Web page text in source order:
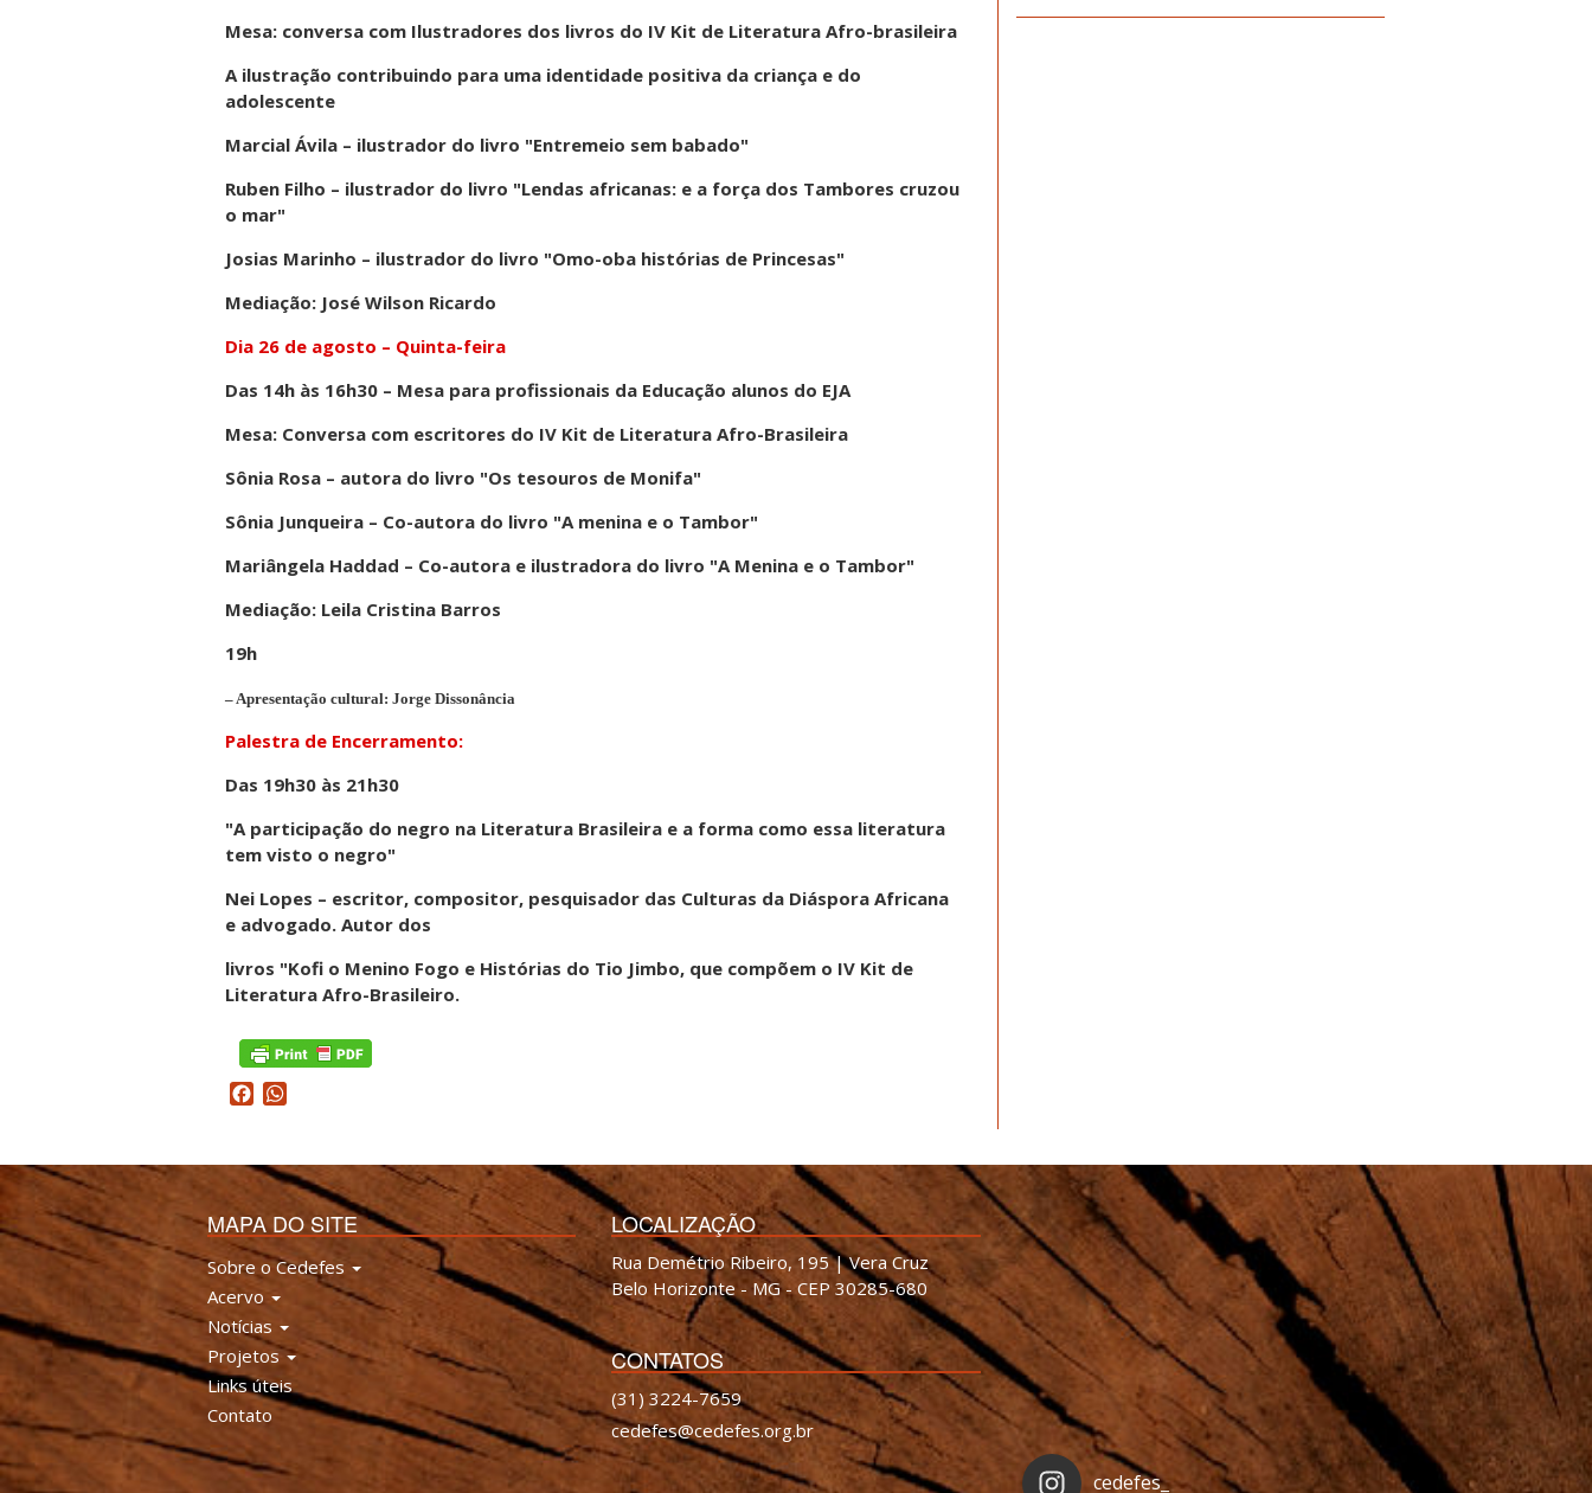
Mesa: conversa com Ilustradores dos livros do IV Kit de Literatura Afro-brasileira
A ilustração contribuindo para uma identidade positiva da criança e do
adolescente
Marcial Ávila – ilustrador do livro "Entremeio sem babado"
Ruben Filho – ilustrador do livro "Lendas africanas: e a força dos Tambores cruzou
o mar"
Josias Marinho – ilustrador do livro "Omo-oba histórias de Princesas"
Mediação: José Wilson Ricardo
Dia 26 de agosto – Quinta-feira
Das 14h às 16h30 – Mesa para profissionais da Educação alunos do EJA
Mesa: Conversa com escritores do IV Kit de Literatura Afro-Brasileira
Sônia Rosa – autora do livro "Os tesouros de Monifa"
Sônia Junqueira – Co-autora do livro "A menina e o Tambor"
Mariângela Haddad – Co-autora e ilustradora do livro "A Menina e o Tambor"
Mediação: Leila Cristina Barros
19h
– Apresentação cultural: Jorge Dissonância
Palestra de Encerramento:
Das 19h30 às 21h30
"A participação do negro na Literatura Brasileira e a forma como essa literatura
tem visto o negro"
Nei Lopes – escritor, compositor, pesquisador das Culturas da Diáspora Africana
e advogado. Autor dos
livros "Kofi o Menino Fogo e Histórias do Tio Jimbo, que compõem o IV Kit de
Literatura Afro-Brasileiro.
Facebook
MAPA DO SITE
Sobre o Cedefes
Acervo
Notícias
Projetos
Links úteis
Contato
LOCALIZAÇÃO
Rua Demétrio Ribeiro, 195 | Vera Cruz
Belo Horizonte - MG - CEP 30285-680
CONTATOS
(31) 3224-7659
cedefes@cedefes.org.br
cedefes_